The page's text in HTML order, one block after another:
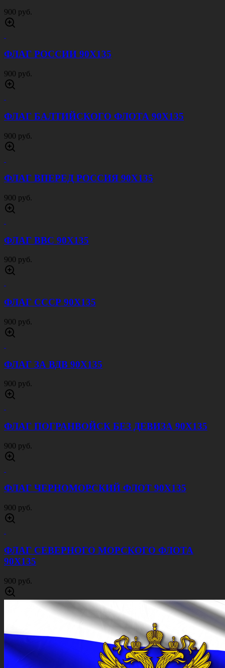
900 руб.
ФЛАГ РОССИИ 90Х135
900 руб.
ФЛАГ БАЛТИЙСКОГО ФЛОТА 90Х135
900 руб.
ФЛАГ ВПЕРЕД РОССИЯ 90Х135
900 руб.
ФЛАГ ВВС 90Х135
900 руб.
ФЛАГ СССР 90Х135
900 руб.
ФЛАГ ЗА ВДВ 90Х135
900 руб.
ФЛАГ ПОГРАНВОЙСК БЕЗ ДЕВИЗА 90Х135
900 руб.
ФЛАГ ЧЕРНОМОРСКИЙ ФЛОТ 90Х135
900 руб.
ФЛАГ СЕВЕРНОГО МОРСКОГО ФЛОТА
90Х135
900 руб.